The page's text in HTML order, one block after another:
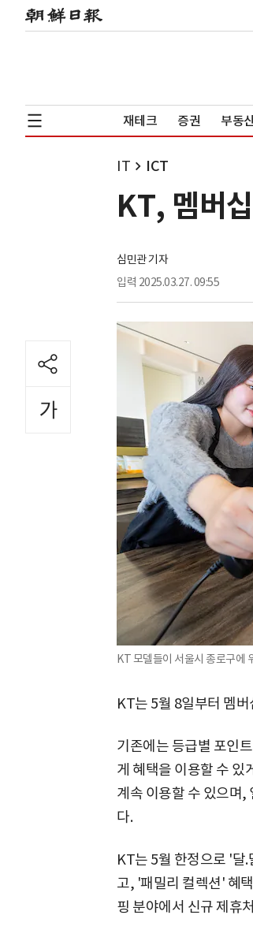
재테크 증권 부동
IT ICT
KT, 멤버
심민관 기자
입력 2025.03.27. 09:55
KT 모델들이 서울시 종로구에
KT는 5월 8일부터 멤
기존에는 등급별 포인
게 혜택을 이용할 수 있
계속 이용할 수 있으며,
다.
KT는 5월 한정으로 '달
고, '패밀리 컬렉션' 혜
핑 분야에서 신규 제휴